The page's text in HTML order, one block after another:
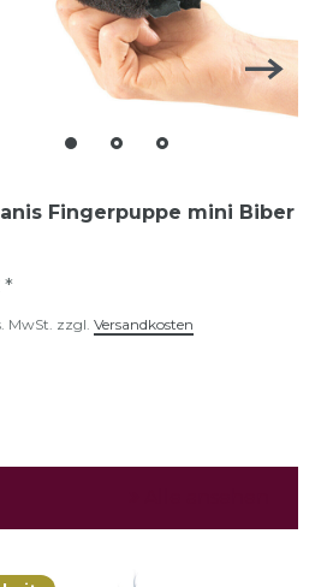
Fingerpuppe mini Biber
*
MwSt. zzgl. Versandkosten